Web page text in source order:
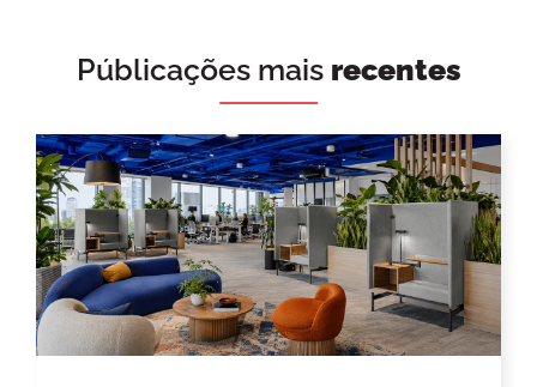
Públicações mais recentes